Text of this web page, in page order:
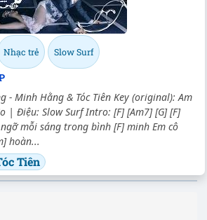
Nhạc trẻ Slow Surf
- Minh Hằng & Tóc Tiên Key (original): Am
| Điệu: Slow Surf Intro: [F] [Am7] [G] [F]
mỗi sáng trong bình [F] minh Em cô
hoàn...
Tiên